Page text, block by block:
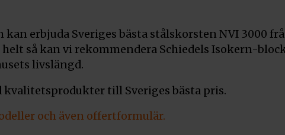
erbjuda Sveriges bästa stålskorsten NVI 3000
så kan vi rekommendera Schiedels Isokern-
livslängd.
till Sveriges bästa pris.
och även offertformulär.